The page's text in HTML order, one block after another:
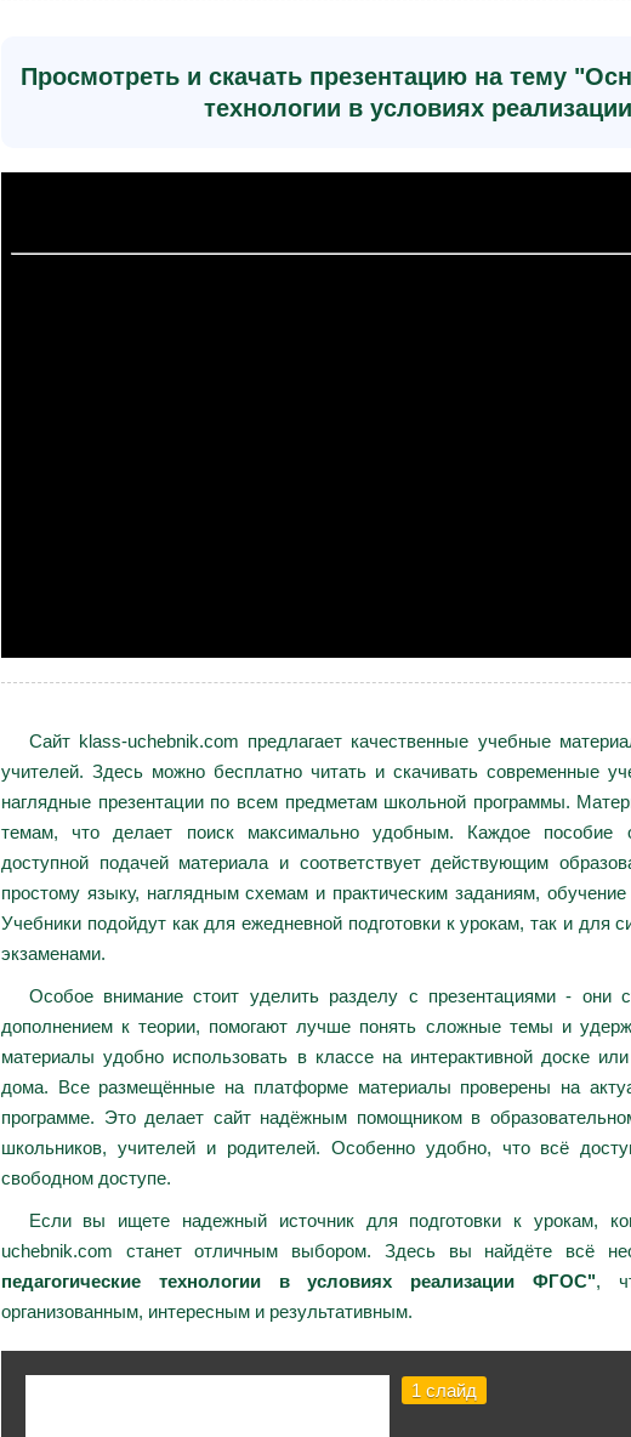
Просмотреть и скачать презентацию на тему
технологии в условиях
Сайт klass-uchebnik.com предлагает качественные учебные
учителей. Здесь можно бесплатно читать и скачивать современные
наглядные презентации по всем предметам школьной программы.
темам, что делает поиск максимально удобным. Каждое пособие
доступной подачей материала и соответствует действующим
простому языку, наглядным схемам и практическим заданиям,
Учебники подойдут как для ежедневной подготовки к урокам, так и для
экзаменами.
Особое внимание стоит уделить разделу с презентациями - они
дополнением к теории, помогают лучше понять сложные темы и
материалы удобно использовать в классе на интерактивной доске
дома. Все размещённые на платформе материалы проверены на
программе. Это делает сайт надёжным помощником в
школьников, учителей и родителей. Особенно удобно, что всё
свободном доступе.
Если вы ищете надежный источник для подготовки к урокам,
uchebnik.com станет отличным выбором. Здесь вы найдёте всё
педагогические технологии в условиях реализации ФГОС",
организованным, интересным и результативным.
1 слайд